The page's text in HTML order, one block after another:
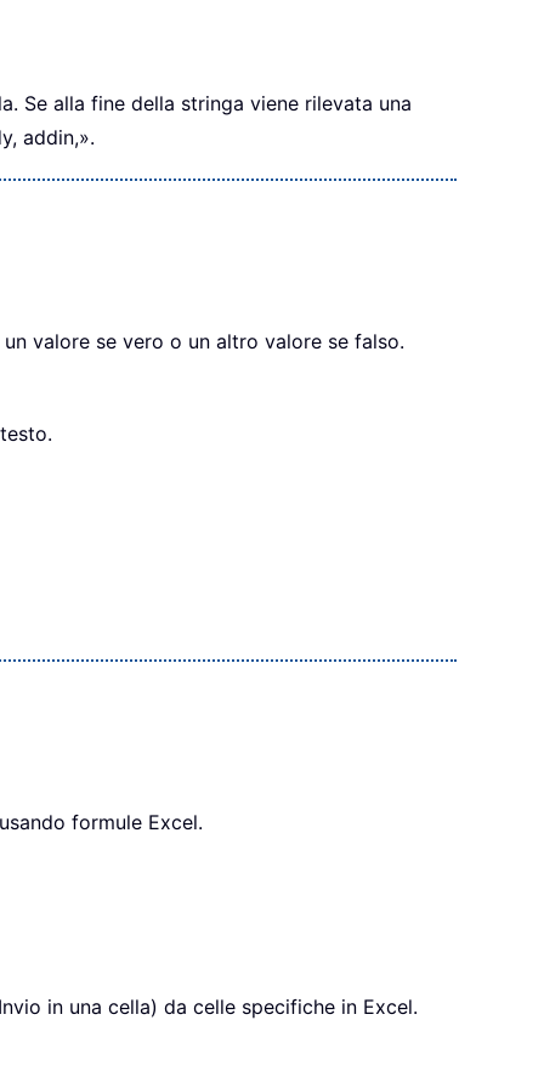
Se alla fine della stringa viene rilevata una
addin,».
valore se vero o un altro valore se falso.
formule Excel.
in una cella) da celle specifiche in Excel.